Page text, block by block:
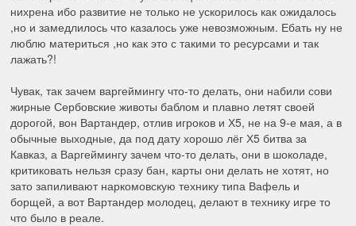
нихрена ибо развитие не только не ускорилось как ожидалось
,но и замедлилось что казалось уже невозможным. Ебать ну не
люблю материться ,но как это с такими то ресурсами и так
лажать?!
Чувак, так зачем варгеймингу что-то делать, они набили сови
жирные Сербовские животы баблом и плавно летят своей
дорогой, вон Вартандер, отлив игроков и Х5, не на 9-е мая, а в
обычные выходные, да под дату хорошо лёг Х5 битва за
Кавказ, а Варгеймингу зачем что-то делать, они в шоколаде,
критиковать нельзя сразу бан, карты они делать не хотят, но
зато запиливают наркомовскую технику типа Вафель и
борщей, а вот Вартандер молодец, делают в технику игре то
что было в реале.